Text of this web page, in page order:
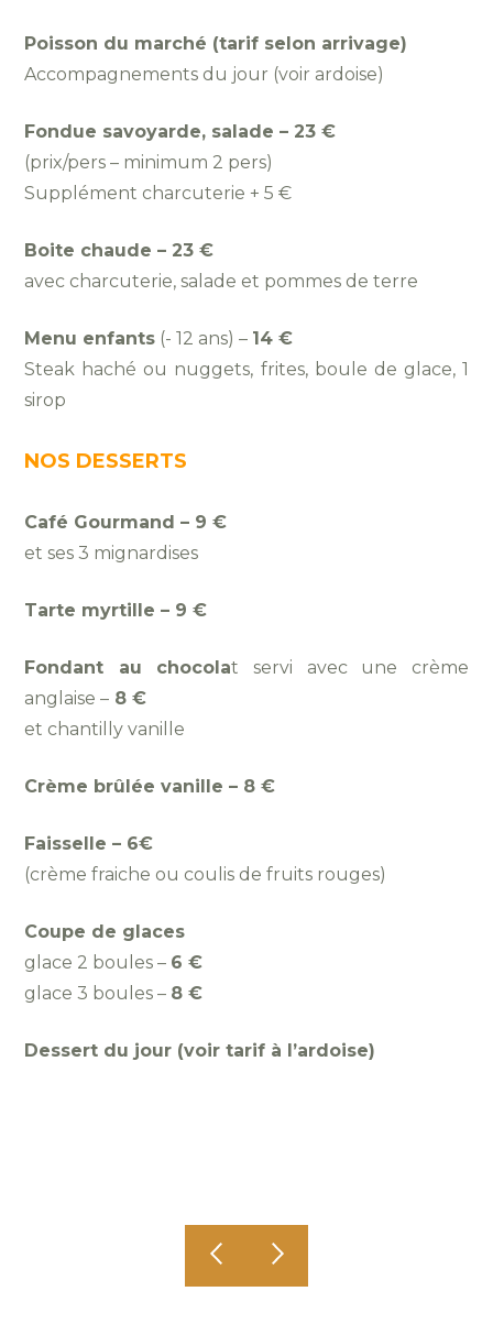
Poisson du marché (tarif selon arrivage)
Accompagnements du jour (voir ardoise)
Fondue savoyarde, salade – 23 €
(prix/pers – minimum 2 pers)
Supplément charcuterie + 5 €
Boite chaude – 23 €
avec charcuterie, salade et pommes de terre
Menu enfants (- 12 ans) – 14 €
Steak haché ou nuggets, frites, boule de glace, 1
sirop
NOS DESSERTS
Café Gourmand – 9 €
et ses 3 mignardises
Tarte myrtille – 9 €
Fondant au chocolat servi avec une crème
anglaise – 8 €
et chantilly vanille
Crème brûlée vanille – 8 €
Faisselle – 6€
(crème fraiche ou coulis de fruits rouges)
Coupe de glaces
glace 2 boules – 6 €
glace 3 boules – 8 €
Dessert du jour (voir tarif à l’ardoise)